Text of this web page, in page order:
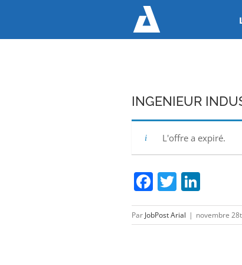
contenu
INGENIEUR
L'offre a expiré.
Facebook
Twitter
Par JobPost Arial | novembre